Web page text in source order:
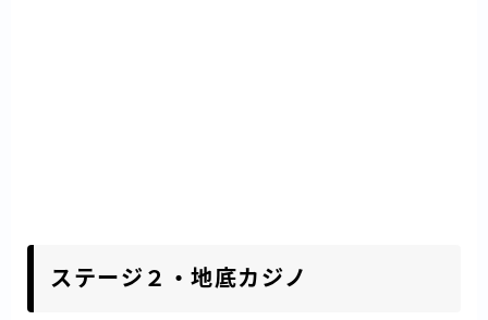
ステージ２・地底カジノ